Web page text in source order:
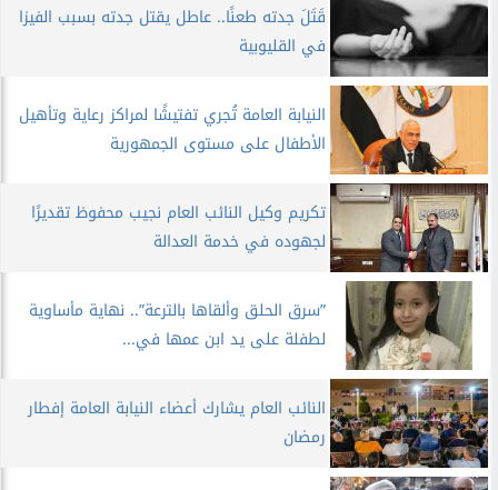
قَتَلَ جدته طعنًا.. عاطل يقتل جدته بسبب الفيزا
في القليوبية
النيابة العامة تُجري تفتيشًا لمراكز رعاية وتأهيل
الأطفال على مستوى الجمهورية
تكريم وكيل النائب العام نجيب محفوظ تقديرًا
لجهوده في خدمة العدالة
”سرق الحلق وألقاها بالترعة”.. نهاية مأساوية
لطفلة على يد ابن عمها في...
النائب العام يشارك أعضاء النيابة العامة إفطار
رمضان